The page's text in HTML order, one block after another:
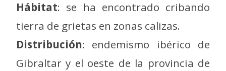
Hábitat: se ha encontrado cribando
tierra de grietas en zonas calizas.
Distribución: endemismo ibérico de
Gibraltar y el oeste de la provincia de